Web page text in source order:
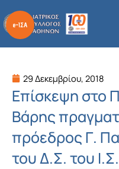
στο
περιεχόμενο
29 Δεκεμβρίου, 2018
Επίσκεψη στο
Βάρης
πρόεδρος Γ.
του Δ.Σ. του